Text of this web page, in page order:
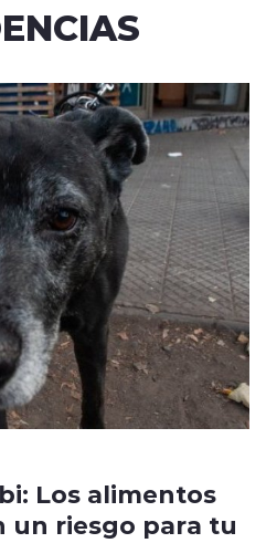
Los alimentos
un riesgo para tu